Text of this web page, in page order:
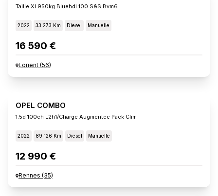
Taille Xl 950kg Bluehdi 100 S&s Bvm6
2022 33 273 Km Diesel Manuelle
16 590 €
Lorient (56)
OPEL COMBO
1.5d 100ch L2h1/charge Augmentee Pack Clim
2022 89 126 Km Diesel Manuelle
12 990 €
Rennes (35)